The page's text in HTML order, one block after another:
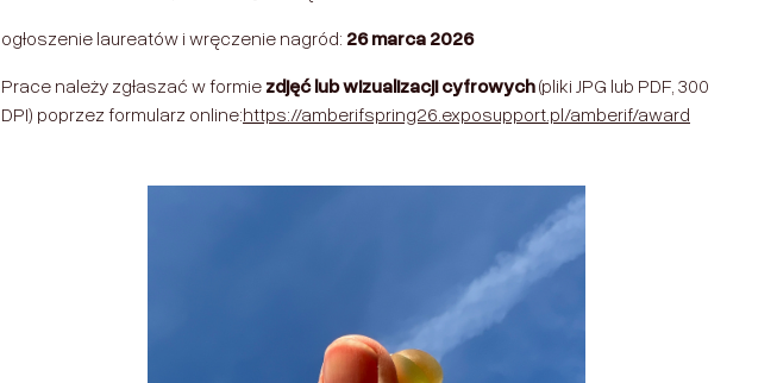
ogłoszenie laureatów i wręczenie nagród: 26 marca 2026
Prace należy zgłaszać w formie zdjęć lub wizualizacji cyfrowych(pliki JPG lub PDF, 300
DPI) poprzez formularz online:https://amberifspring26.exposupport.pl/amberif/award